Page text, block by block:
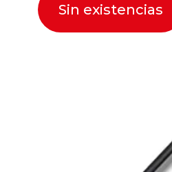
Sin existencias